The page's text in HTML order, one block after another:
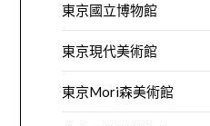
東京國立博物館
東京現代美術館
東京Mori森美術館